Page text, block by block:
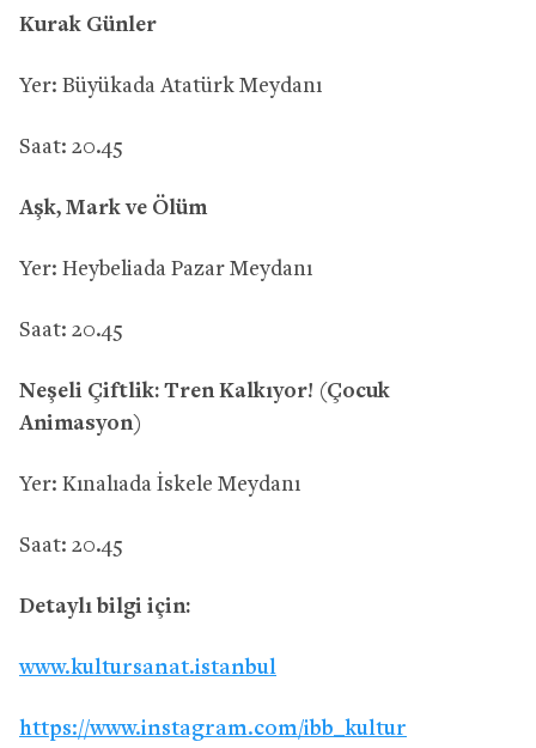
Kurak Günler
Yer: Büyükada Atatürk Meydanı
Saat: 20.45
Aşk, Mark ve Ölüm
Yer: Heybeliada Pazar Meydanı
Saat: 20.45
Neşeli Çiftlik: Tren Kalkıyor! (Çocuk
Animasyon)
Yer: Kınalıada İskele Meydanı
Saat: 20.45
Detaylı bilgi için:
www.kultursanat.istanbul
https://www.instagram.com/ibb_kultur